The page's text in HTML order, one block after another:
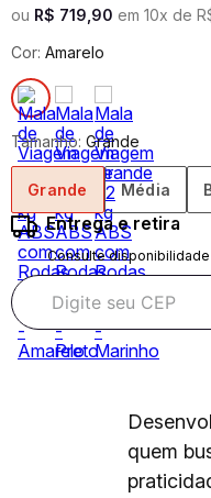
ou R$ 719 90 em 10x de
Cor: Amarelo
Tamanho: Grande
Grande Média
Entrega e retira
Consulte
quem